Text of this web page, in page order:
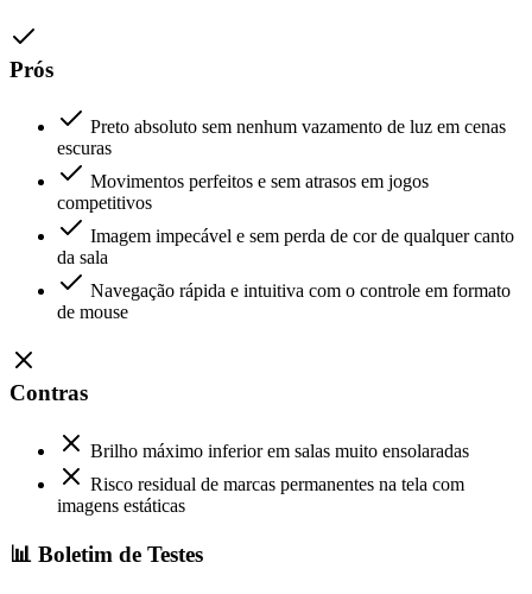
Prós
Preto absoluto sem nenhum vazamento de luz em cenas
escuras
Movimentos perfeitos e sem atrasos em jogos
competitivos
Imagem impecável e sem perda de cor de qualquer canto
da sala
Navegação rápida e intuitiva com o controle em formato
de mouse
Contras
Brilho máximo inferior em salas muito ensolaradas
Risco residual de marcas permanentes na tela com
imagens estáticas
📊 Boletim de Testes